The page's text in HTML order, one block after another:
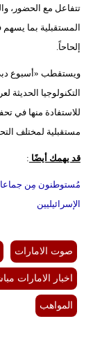
تتفاعل مع الحضور،
المستقبلية بما يسهم
إلحاحاً.
ويستقطب «أسبوع
التكنولوجيا الحديثة
للاستفادة منها في
مستقبلية لمختلف
قد يهمك أيضًا :
مُستوطنون مِن جماعات
الإسرائيليين
صوت الامارات
اخبار الامارات
المواهب